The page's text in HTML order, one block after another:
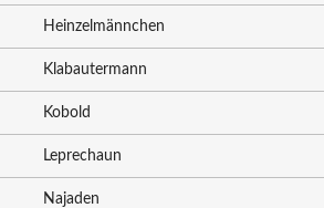
Heinzelmännchen
Klabautermann
Kobold
Leprechaun
Najaden